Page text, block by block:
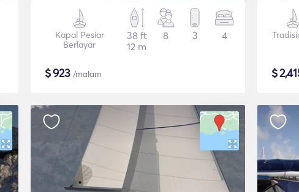
Kapal Pesiar
Berlayar
38 ft
12 m
8 3 4
$923 /malam $